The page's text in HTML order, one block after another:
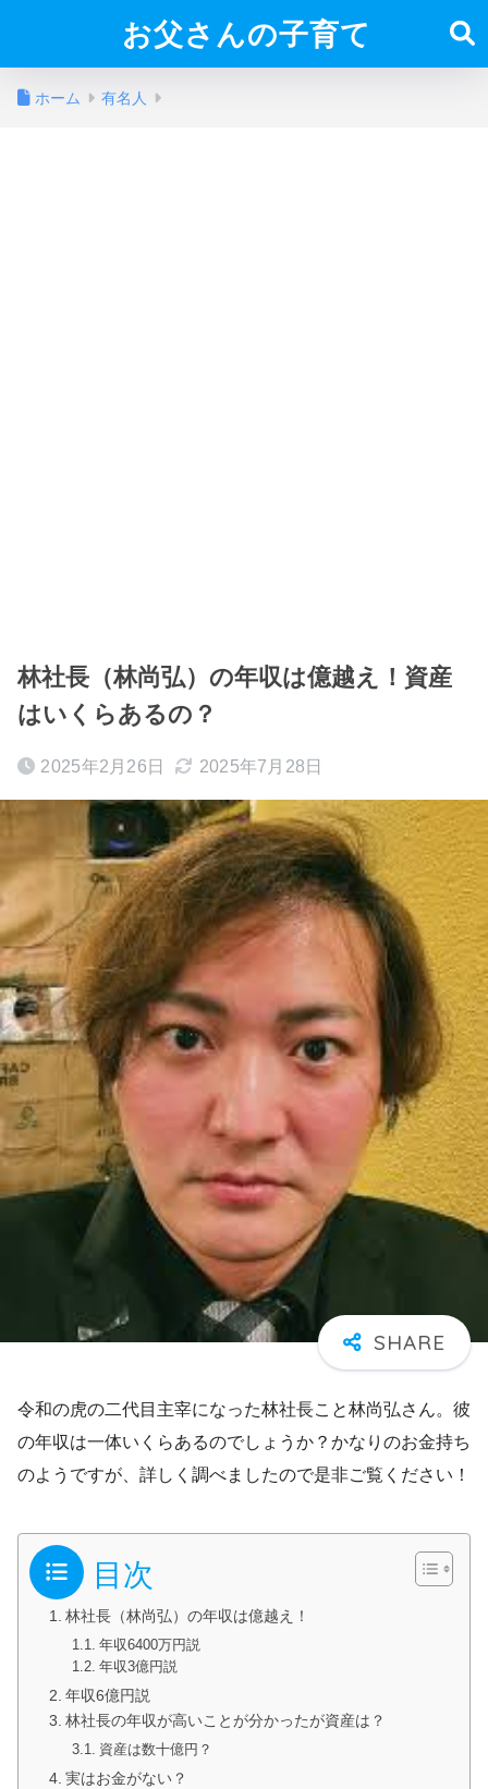
お父さんの子育て
ホーム 有名人
林社長（林尚弘）の年収は億越え！資産
はいくらあるの？
2025年2月26日 2025年7月28日
令和の虎の二代目主宰になった林社長こと林尚弘さん。彼
の年収は一体いくらあるのでしょうか？かなりのお金持ち
のようですが、詳しく調べましたので是非ご覧ください！
目次
林社長（林尚弘）の年収は億越え！
年収6400万円説
年収3億円説
年収6億円説
林社長の年収が高いことが分かったが資産は？
資産は数十億円？
実はお金がない？